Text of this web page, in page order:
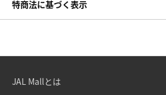
特商法に基づく表示
JAL Mallとは